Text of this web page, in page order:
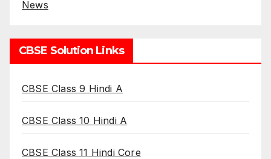
News
CBSE Solution Links
CBSE Class 9 Hindi A
CBSE Class 10 Hindi A
CBSE Class 11 Hindi Core